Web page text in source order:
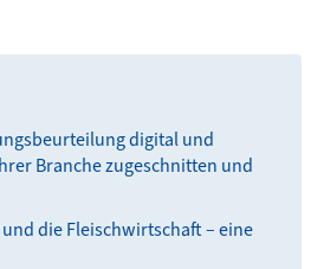
digital und
Branche zugeschnitten und
die Fleischwirtschaft – eine